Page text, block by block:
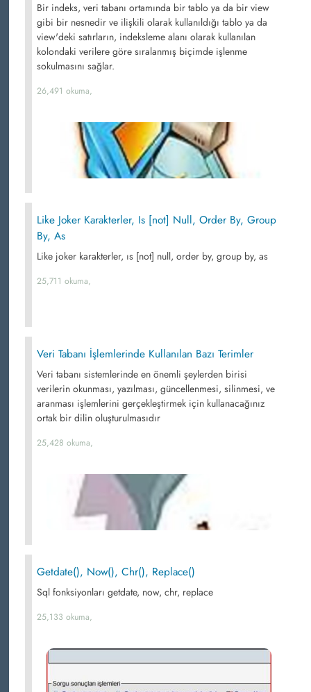
Bir indeks, veri tabanı ortamında bir tablo ya da bir view
gibi bir nesnedir ve ilişkili olarak kullanıldığı tablo ya da
view'deki satırların, indeksleme alanı olarak kullanılan
kolondaki verilere göre sıralanmış biçimde işlenme
sokulmasını sağlar.
26,491 okuma,
Like Joker Karakterler, Is [not] Null, Order By, Group
By, As
Like joker karakterler, ıs [not] null, order by, group by, as
25,711 okuma,
Veri Tabanı İşlemlerinde Kullanılan Bazı Terimler
Veri tabanı sistemlerinde en önemli şeylerden birisi
verilerin okunması, yazılması, güncellenmesi, silinmesi, ve
aranması işlemlerini gerçekleştirmek için kullanacağınız
ortak bir dilin oluşturulmasıdır
25,428 okuma,
Getdate(), Now(), Chr(), Replace()
Sql fonksiyonları getdate, now, chr, replace
25,133 okuma,